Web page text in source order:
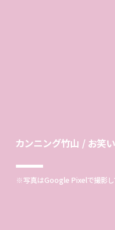
カンニング竹山 / お笑
※写真はGoogle Pixelで撮影し